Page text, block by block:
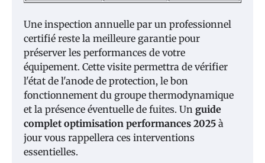
Une inspection annuelle par un professionnel
certifié reste la meilleure garantie pour
préserver les performances de votre
équipement. Cette visite permettra de vérifier
l'état de l'anode de protection, le bon
fonctionnement du groupe thermodynamique
et la présence éventuelle de fuites. Un guide
complet optimisation performances 2025 à
jour vous rappellera ces interventions
essentielles.